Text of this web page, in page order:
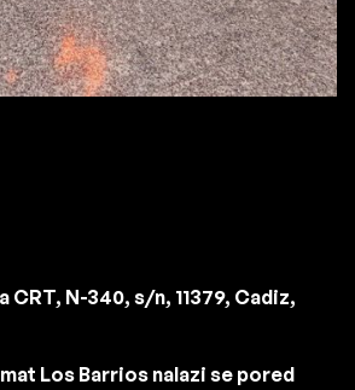
CRT, N-340, s/n, 11379, Cadiz,
Los Barrios nalazi se pored